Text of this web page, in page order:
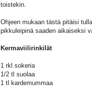
toistekin.
Ohjeen mukaan tästä pitäisi
pikkuleipinä saaden aikaiseksi
Kermaviilirinkilät
1 rkl sokeria
1/2 tl suolaa
1 tl kardemummaa